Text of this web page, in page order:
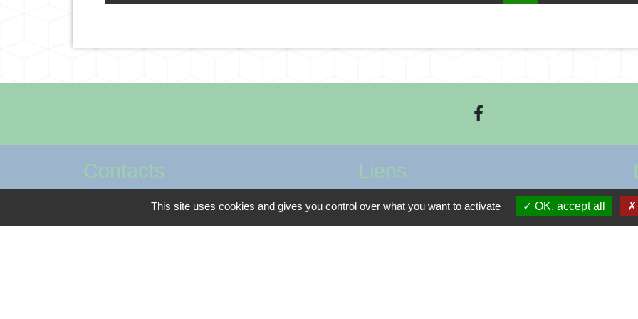
Contacts
Commune de Méteren
Place César Herreman
Liens
Conseil régional Hauts-de-France
This site uses cookies and gives you control over what you want to activate OK, accept all